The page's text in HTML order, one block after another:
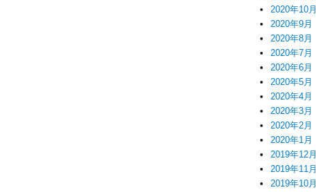
2020年10月
2020年9月
2020年8月
2020年7月
2020年6月
2020年5月
2020年4月
2020年3月
2020年2月
2020年1月
2019年12月
2019年11月
2019年10月